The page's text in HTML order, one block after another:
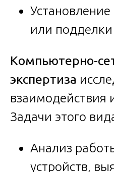
или
Компьютерно-
экспертиза
взаимодействия
Задачи этого
Анализ
устройств,